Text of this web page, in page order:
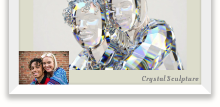
Crystal Sculpture